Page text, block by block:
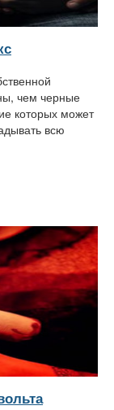
чем черные
которых может
всю